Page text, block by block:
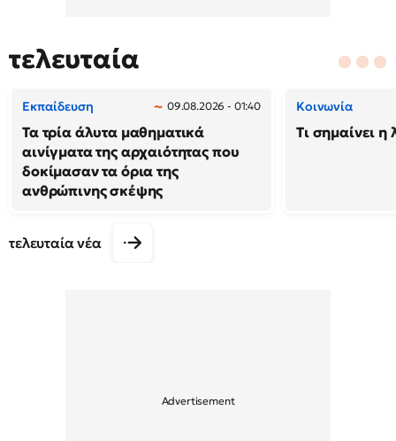
τελευταία
Εκπαίδευση 09.08.2026 - 01:40
Τα τρία άλυτα μαθηματικά
αινίγματα της αρχαιότητας που
δοκίμασαν τα όρια της
ανθρώπινης σκέψης
Κοινωνία
Τι σημαίνει η
τελευταία νέα